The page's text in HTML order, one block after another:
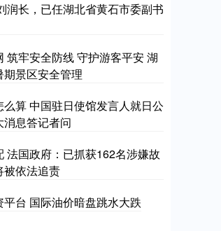
润长，已任湖北省黄石市委副书
筑牢安全防线 守护游客平安 湖
景区安全管理
么算 中国驻日使馆发言人就日公
息答记者问
法国政府：已抓获162名涉嫌故
被依法追责
台 国际油价暗盘跳水大跌